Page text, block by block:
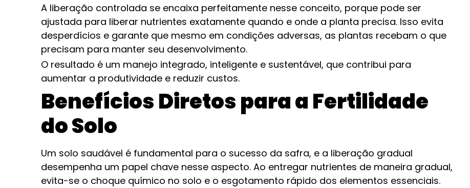
A liberação controlada se encaixa perfeitamente nesse conceito, porque pode ser
ajustada para liberar nutrientes exatamente quando e onde a planta precisa. Isso evita
desperdícios e garante que mesmo em condições adversas, as plantas recebam o que
precisam para manter seu desenvolvimento.
O resultado é um manejo integrado, inteligente e sustentável, que contribui para
aumentar a produtividade e reduzir custos.
Benefícios Diretos para a Fertilidade
do Solo
Um solo saudável é fundamental para o sucesso da safra, e a liberação gradual
desempenha um papel chave nesse aspecto. Ao entregar nutrientes de maneira gradual,
evita-se o choque químico no solo e o esgotamento rápido dos elementos essenciais.